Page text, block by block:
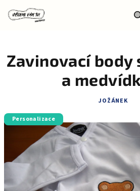
Zavinovací body
a
JOŽÁNEK
Personalizace